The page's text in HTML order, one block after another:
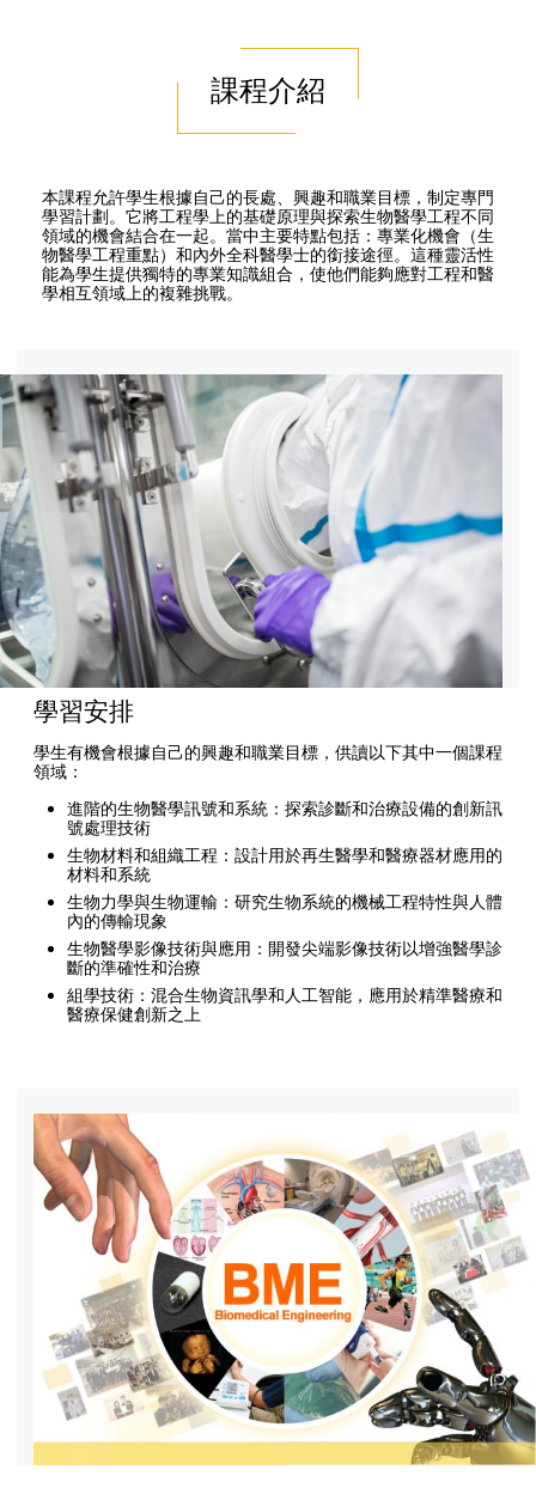
課程介紹
本課程允許學生根據自己的長處、興趣和職業目標，制定專門
學習計劃。它將工程學上的基礎原理與探索生物醫學工程不同
領域的機會結合在一起。當中主要特點包括：專業化機會（生
物醫學工程重點）和內外全科醫學士的銜接途徑。這種靈活性
能為學生提供獨特的專業知識組合，使他們能夠應對工程和醫
學相互領域上的複雜挑戰。
學習安排
學生有機會根據自己的興趣和職業目標，供讀以下其中一個課程
領域：
進階的生物醫學訊號和系統：探索診斷和治療設備的創新訊
號處理技術
生物材料和組織工程：設計用於再生醫學和醫療器材應用的
材料和系統
生物力學與生物運輸：研究生物系統的機械工程特性與人體
內的傳輸現象
生物醫學影像技術與應用：開發尖端影像技術以增強醫學診
斷的準確性和治療
組學技術：混合生物資訊學和人工智能，應用於精準醫療和
醫療保健創新之上